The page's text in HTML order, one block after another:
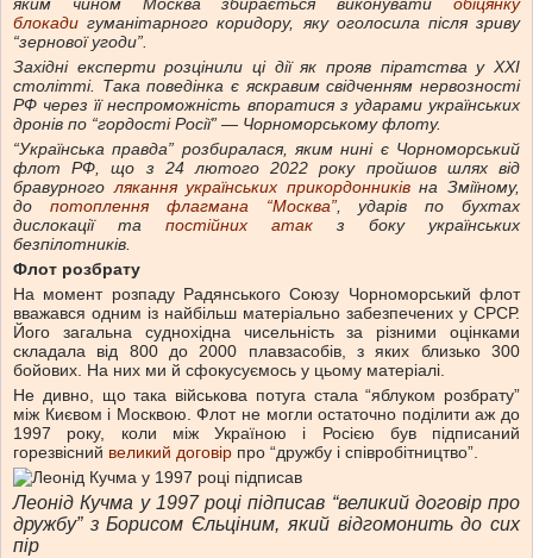
яким чином Москва збирається виконувати обіцянку
блокади гуманітарного коридору, яку оголосила після зриву
“зернової угоди”.
Західні експерти розцінили ці дії як прояв піратства у ХХІ
столітті. Така поведінка є яскравим свідченням нервозності
РФ через її неспроможність впоратися з ударами українських
дронів по “гордості Росії” — Чорноморському флоту.
“Українська правда” розбиралася, яким нині є Чорноморський
флот РФ, що з 24 лютого 2022 року пройшов шлях від
бравурноголякання українських прикордонниківна Зміїному,
до потоплення флагмана “Москва”, ударів по бухтах
дислокації та постійних атак з боку українських
безпілотників.
Флот розбрату
На момент розпаду Радянського Союзу Чорноморський флот
вважався одним із найбільш матеріально забезпечених у СРСР.
Його загальна суднохідна чисельність за різними оцінками
складала від 800 до 2000 плавзасобів, з яких близько 300
бойових. На них ми й сфокусуємось у цьому матеріалі.
Не дивно, що така військова потуга стала “яблуком розбрату”
між Києвом і Москвою. Флот не могли остаточно поділити аж до
1997 року, коли між Україною і Росією був підписаний
горезвісний великий договір про “дружбу і співробітництво”.
Леонід Кучма у 1997 році підписав “великий договір про
дружбу” з Борисом Єльціним, який відгомонить до сих
пір